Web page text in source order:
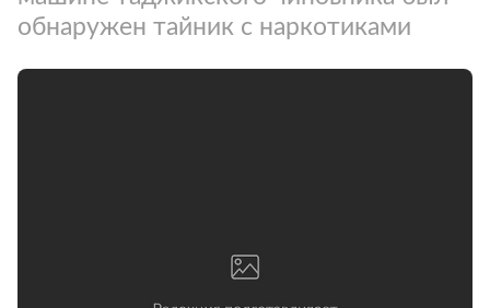
обнаружен тайник с наркотиками